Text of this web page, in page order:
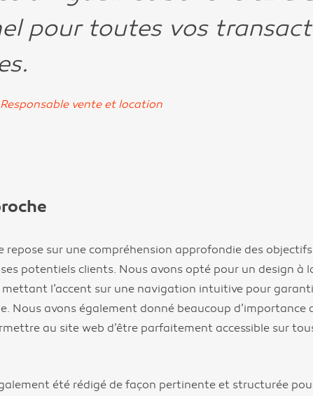
pour toutes vos
vente et location
repose sur une compréhension approfondie des
ses potentiels clients. Nous avons opté pour un design
l’accent sur une navigation intuitive pour
Nous avons également donné beaucoup d’importance
au site web d’être parfaitement accessible sur
été rédigé de façon pertinente et structurée